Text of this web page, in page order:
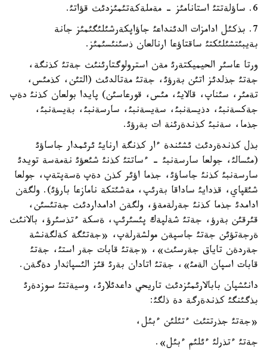
6. ساؤلةتتئ استانامئز - مةملةكةتئمئزدئث قؤاتئ.
7. بذكئل ادامزات الدئنداعئ جاؤاپكةرشئلئگئمئز جانة
بةيبئتشئلئكتئ ساقتاؤعا ارنالعان ذسئنئسئمئز.
ورتا عاسئر الحيميكتةرئ مةن استرولوگتارئنئث جةتئ كذنگة،
جةتئ جذلدئز اتئن بةرؤئ، جةتئ مةتالدئث (التئن، كذمئس،
تةمئر، سئناپ، قالايئ، مئس، قورعاسئن) پايدا بولعان كذنئ دةپ
جةكسةنبئ، دذيسةنبئ، سةيسةنبئ، سارسةنبئ، بةيسةنبئ،
جذما، سةنبئ كذندةرئنة ات بةرؤئ.
بذل كذندةردئث ئشئندة ءار كذنگة ارنايئ ئرئمدار جاساؤئ
(مئسالئ، جولعا سارسةنبئ - ءساتتئ كذنئ شئعؤئ نةمةسة تويدئ
سارسةنبئ كذنئ جاساؤئ، جذما اؤئر كذن دةپ ةسةپتةپ، جولعا
شئقپاي، قذدايئ ساداقا بةرئپ، مةشئتكة نامازعا بارؤئ). ولگةن
ادامدئ جذما كذنئ جةرلةمةؤ، ولگةن ادامداردئث جةتئسئن،
قئرقئن بةرؤ، جةتئ شةلپةك پئسئرئپ، ةسكة ءتذسئرؤ، بالانئث
ةرجةتؤئن جةتئ جاسپةن مولشةرلةپ، «جةتئگة كةلگةنشة
جةردةن تاياق جةرسئث»، «جةتئ قابات جةر استئ، جةتئ
قابات اسپان الةمئ»، جةتئ اتادان بةرئ قئز الئسپاثدار دةگةن.
دانئشپان بابالارئمئزدئث تاريحي داعدئلارئ، وسيةتتئ سوزدةرئ
بذگئنگئ كذندةرگة دة ذلگئ:
«جةتئ جذرتتئث ءتئلئن ءبئل،
جةتئ ءتذرلئ ءئلئم ءبئل».